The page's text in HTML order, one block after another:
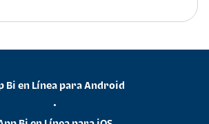
Bi en Línea para Android
•